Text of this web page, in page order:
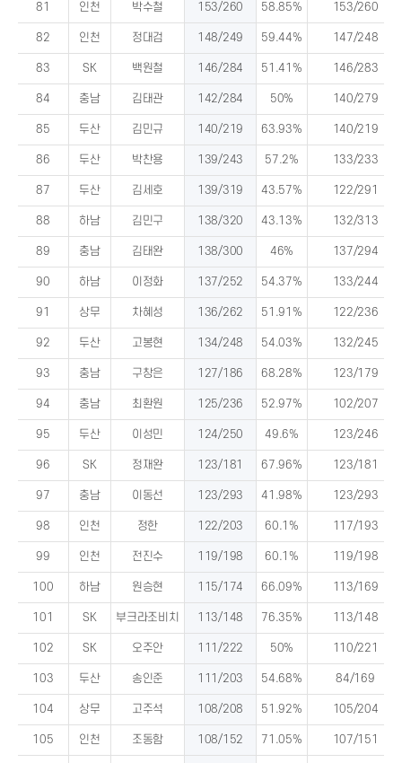
81 인천 박수철 153/260 58.85% 153/260
82 인천 정대검 148/249 59.44% 147/248
83 SK 백원철 146/284 51.41% 146/283
84 충남 김태관 142/284 50% 140/279
85 두산 김민규 140/219 63.93% 140/219
86 두산 박찬용 139/243 57.2% 133/233
87 두산 김세호 139/319 43.57% 122/291
88 하남 김민구 138/320 43.13% 132/313
89 충남 김태완 138/300 46% 137/294
90 하남 이정화 137/252 54.37% 133/244
91 상무 차혜성 136/262 51.91% 122/236
92 두산 고봉현 134/248 54.03% 132/245
93 충남 구창은 127/186 68.28% 123/179
94 충남 최환원 125/236 52.97% 102/207
95 두산 이성민 124/250 49.6% 123/246
96 SK 정재완 123/181 67.96% 123/181
97 충남 이동선 123/293 41.98% 123/293
98 인천 정한 122/203 60.1% 117/193
99 인천 전진수 119/198 60.1% 119/198
100 하남 원승현 115/174 66.09% 113/169
101 SK 부크라조비치 113/148 76.35% 113/148
102 SK 오주안 111/222 50% 110/221
103 두산 송인준 111/203 54.68% 84/169
104 상무 고주석 108/208 51.92% 105/204
105 인천 조동함 108/152 71.05% 107/151